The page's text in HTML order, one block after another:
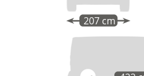
207 cm